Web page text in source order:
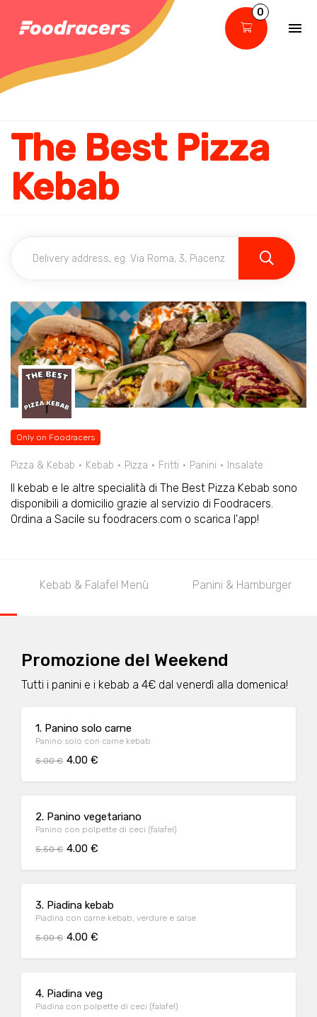
0
The Best Pizza
Kebab
Only on Foodracers
Pizza & Kebab Kebab Pizza Fritti Panini Insalate
Il kebab e le altre specialità di The Best Pizza Kebab sono
disponibili a domicilio grazie al servizio di Foodracers.
Ordina a Sacile su foodracers.com o scarica l'app!
Kebab & Falafel Menù Panini & Hamburger
Promozione del Weekend
Tutti i panini e i kebab a 4€ dal venerdì alla domenica!
1. Panino solo carne
Panino solo con carne kebab
5.00 € 4.00 €
2. Panino vegetariano
Panino con polpette di ceci (falafel)
5.50 € 4.00 €
3. Piadina kebab
Piadina con carne kebab, verdure e salse
5.00 € 4.00 €
4. Piadina veg
Piadina con polpette di ceci (falafel)